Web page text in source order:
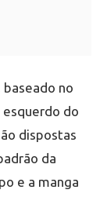
no
do
dispostas
da
e a manga